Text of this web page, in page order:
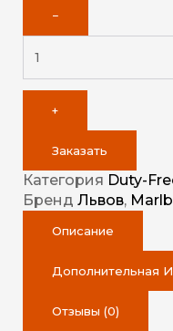
−
+
Заказать
Категория Duty-
Бренд Львов,
Описание
Дополнительная
Отзывы (0)